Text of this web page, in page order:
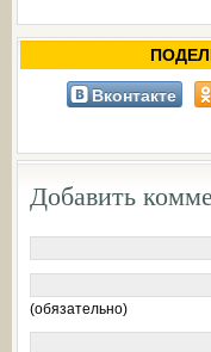
Вконтакте
Добавить
(обязательно)